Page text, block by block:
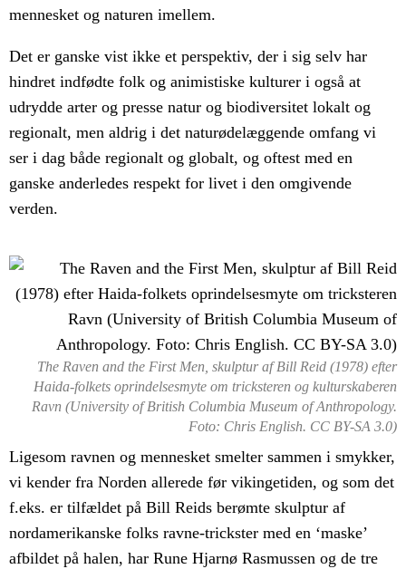
mennesket og naturen imellem.
Det er ganske vist ikke et perspektiv, der i sig selv har
hindret indfødte folk og animistiske kulturer i også at
udrydde arter og presse natur og biodiversitet lokalt og
regionalt, men aldrig i det naturødelæggende omfang vi
ser i dag både regionalt og globalt, og oftest med en
ganske anderledes respekt for livet i den omgivende
verden.
The Raven and the First Men, skulptur af Bill Reid (1978) efter
Haida-folkets oprindelsesmyte om tricksteren og kulturskaberen
Ravn (University of British Columbia Museum of Anthropology.
Foto: Chris English. CC BY-SA 3.0)
Ligesom ravnen og mennesket smelter sammen i smykker,
vi kender fra Norden allerede før vikingetiden, og som det
f.eks. er tilfældet på Bill Reids berømte skulptur af
nordamerikanske folks ravne-trickster med en ‘maske’
afbildet på halen, har Rune Hjarnø Rasmussen og de tre